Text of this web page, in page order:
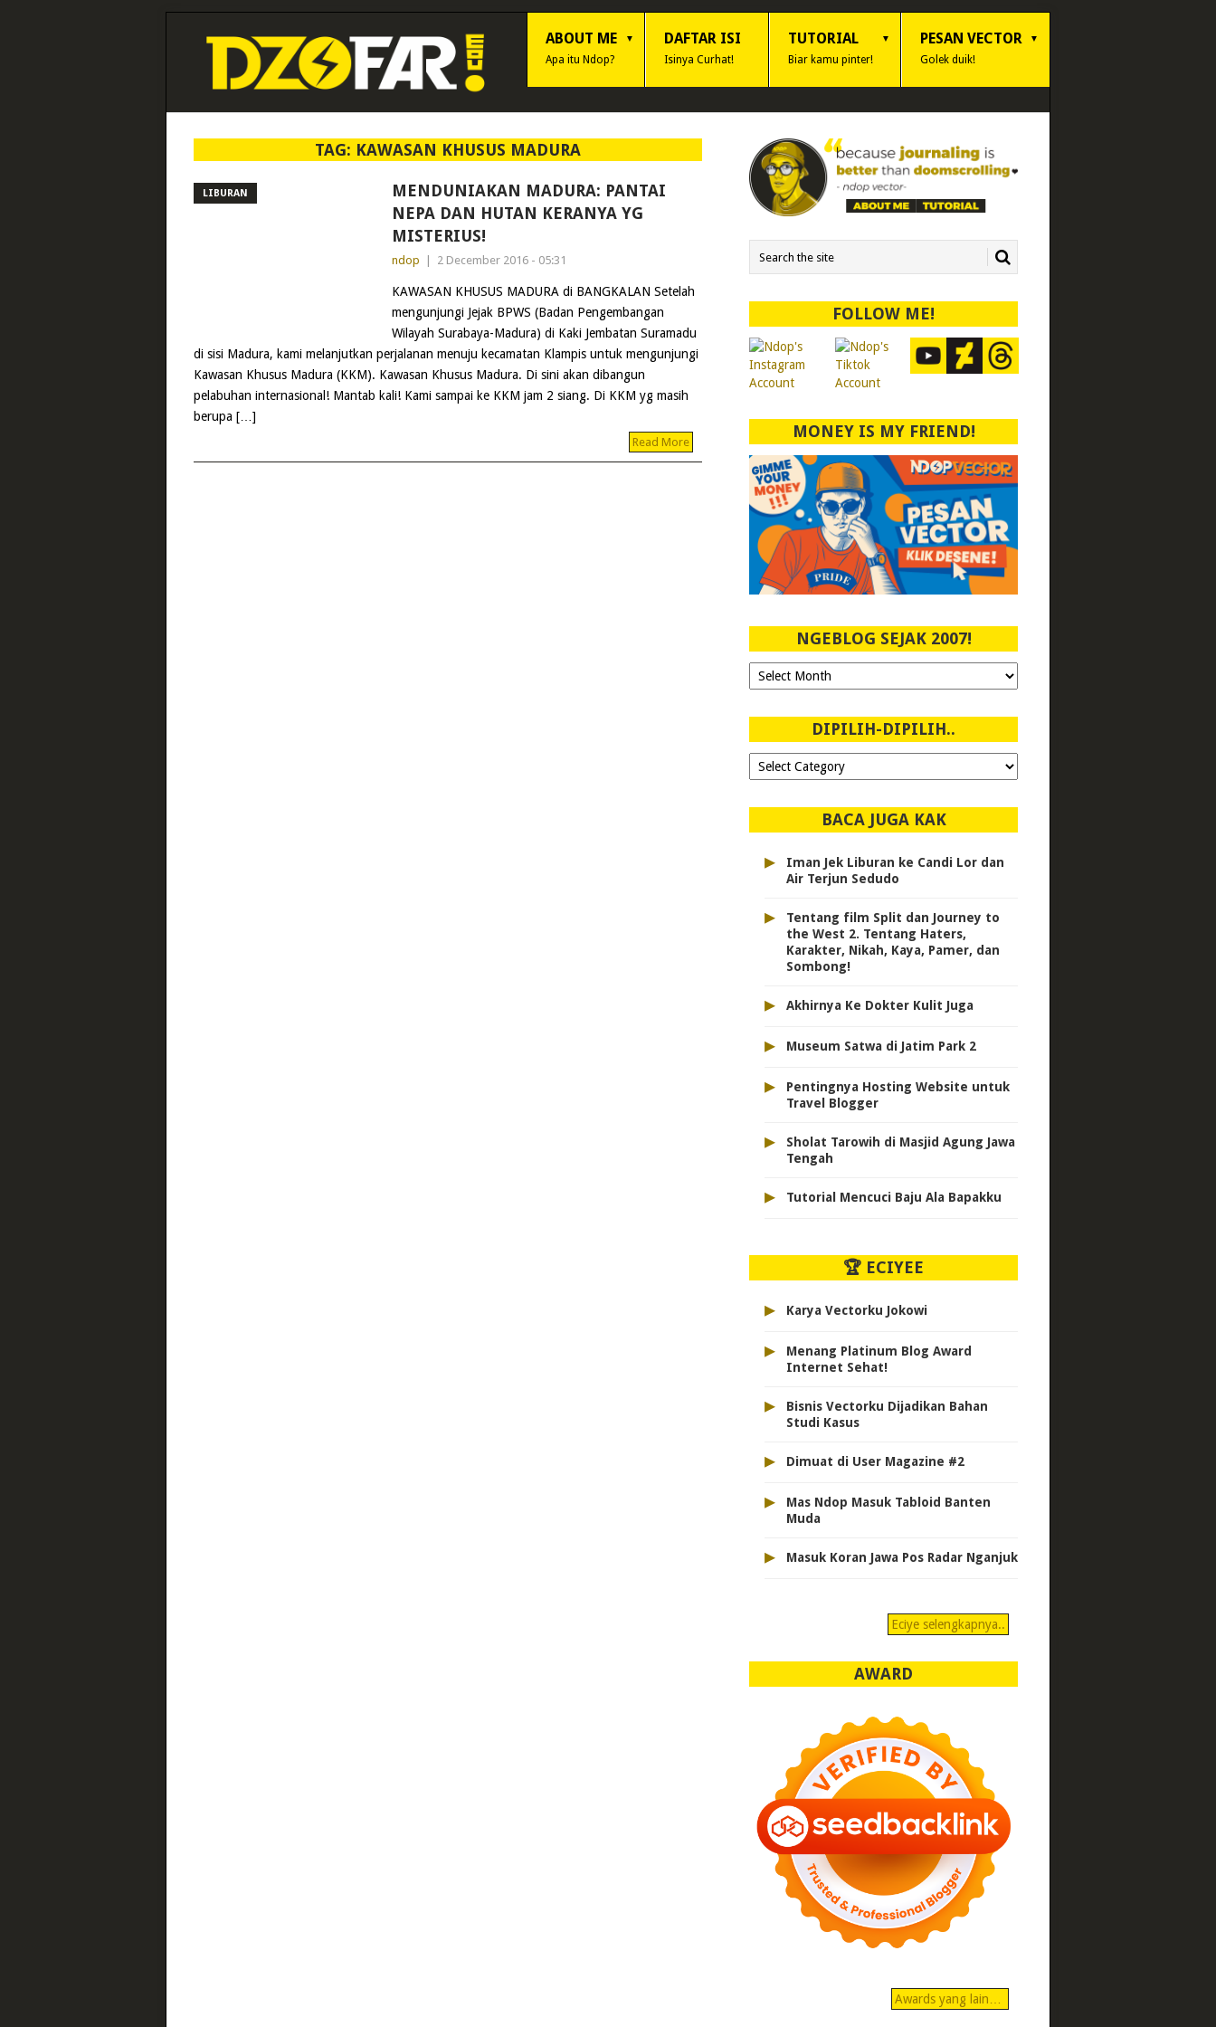
ABOUT ME
Apa itu Ndop?
DAFTAR ISI
Isinya Curhat!
TUTORIAL
Biar kamu pinter!
PESAN VECTOR
Golek duik!
TAG: KAWASAN KHUSUS MADURA
LIBURAN
MENDUNIAKAN MADURA: PANTAI
NEPA DAN HUTAN KERANYA YG
MISTERIUS!
ndop 2 December 2016 - 05:31
KAWASAN KHUSUS MADURA di BANGKALAN Setelah
mengunjungi Jejak BPWS (Badan Pengembangan
Wilayah Surabaya-Madura) di Kaki Jembatan Suramadu
di sisi Madura, kami melanjutkan perjalanan menuju kecamatan Klampis untuk mengunjungi
Kawasan Khusus Madura (KKM). Kawasan Khusus Madura. Di sini akan dibangun
pelabuhan internasional! Mantab kali! Kami sampai ke KKM jam 2 siang. Di KKM yg masih
berupa […]
Read More
FOLLOW ME!
MONEY IS MY FRIEND!
NGEBLOG SEJAK 2007!
Ngeblog
Sejak
DIPILIH-DIPILIH..
Dipilih-
dipilih..
BACA JUGA KAK
▸
Iman Jek Liburan ke Candi Lor dan
Air Terjun Sedudo
▸
Tentang film Split dan Journey to
the West 2. Tentang Haters,
Karakter, Nikah, Kaya, Pamer, dan
Sombong!
▸ Akhirnya Ke Dokter Kulit Juga
▸ Museum Satwa di Jatim Park 2
▸
Pentingnya Hosting Website untuk
Travel Blogger
▸
Sholat Tarowih di Masjid Agung Jawa
Tengah
▸ Tutorial Mencuci Baju Ala Bapakku
🏆 ECIYEE
▸ Karya Vectorku Jokowi
▸
Menang Platinum Blog Award
Internet Sehat!
▸
Bisnis Vectorku Dijadikan Bahan
Studi Kasus
▸ Dimuat di User Magazine #2
▸
Mas Ndop Masuk Tabloid Banten
Muda
▸ Masuk Koran Jawa Pos Radar Nganjuk
Eciye selengkapnya..
AWARD
Awards yang lain…